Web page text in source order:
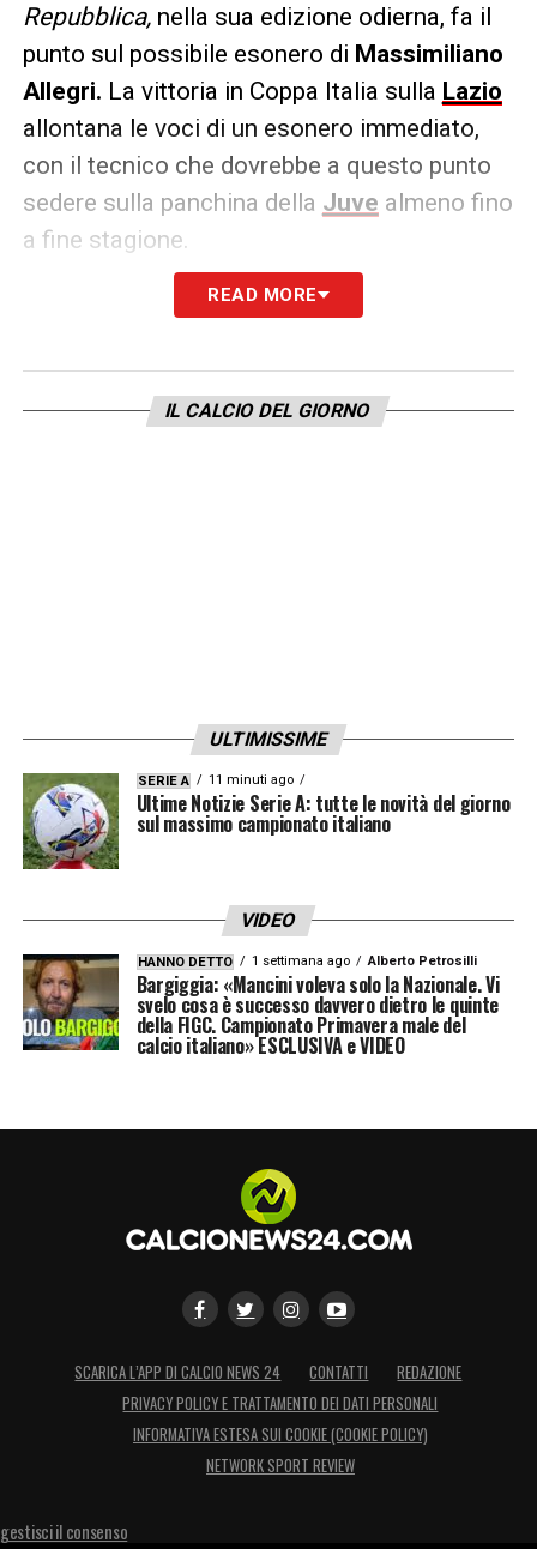
Repubblica, nella sua edizione odierna, fa il
punto sul possibile esonero di Massimiliano
Allegri. La vittoria in Coppa Italia sulla Lazio
allontana le voci di un esonero immediato,
con il tecnico che dovrebbe a questo punto
sedere sulla panchina della Juve almeno fino
a fine stagione.
Giuntoliguardano ad altri
nome nella lista sarebbe quello diThiago
Motta.
READ MORE
IL CALCIO DEL GIORNO
ULTIMISSIME
SERIE A 11 minuti ago
Ultime Notizie Serie A: tutte le novità del giorno
sul massimo campionato italiano
VIDEO
HANNO DETTO 1 settimana ago Alberto Petrosilli
Bargiggia: «Mancini voleva solo la Nazionale. Vi
svelo cosa è successo davvero dietro le quinte
della FIGC. Campionato Primavera male del
calcio italiano» ESCLUSIVA e VIDEO
SCARICA L’APP DI CALCIO NEWS 24 CONTATTI
REDAZIONE
PRIVACY POLICY E TRATTAMENTO DEI DATI PERSONALI
INFORMATIVA ESTESA SUI COOKIE (COOKIE POLICY)
NETWORK SPORT REVIEW
gestisci il consenso